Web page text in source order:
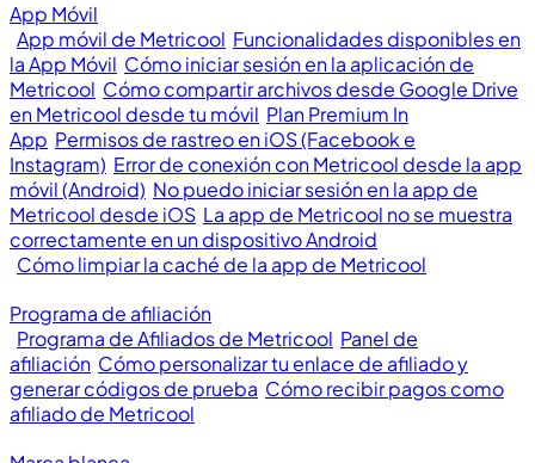
App Móvil
App móvil de Metricool Funcionalidades disponibles en
la App Móvil Cómo iniciar sesión en la aplicación de
Metricool Cómo compartir archivos desde Google Drive
en Metricool desde tu móvil Plan Premium In
App Permisos de rastreo en iOS (Facebook e
Instagram) Error de conexión con Metricool desde la app
móvil (Android) No puedo iniciar sesión en la app de
Metricool desde iOS La app de Metricool no se muestra
correctamente en un dispositivo Android
Cómo limpiar la caché de la app de Metricool
Programa de afiliación
Programa de Afiliados de Metricool Panel de
afiliación Cómo personalizar tu enlace de afiliado y
generar códigos de prueba Cómo recibir pagos como
afiliado de Metricool